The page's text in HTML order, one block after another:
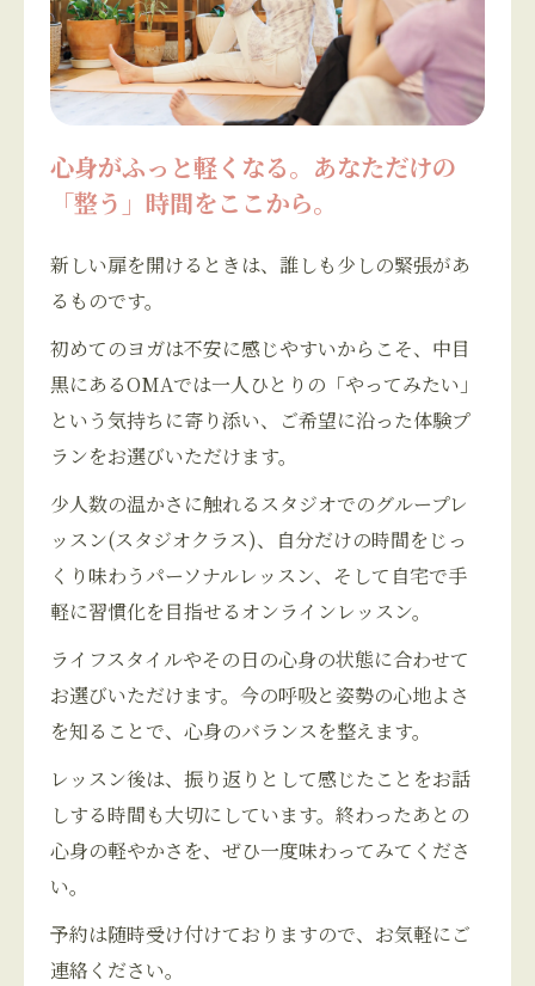
心身がふっと軽くなる。あなただけの
「整う」時間をここから。
新しい扉を開けるときは、誰しも少しの緊張があ
るものです。
初めてのヨガは不安に感じやすいからこそ、中目
黒にあるOMAでは一人ひとりの「やってみたい」
という気持ちに寄り添い、ご希望に沿った体験プ
ランをお選びいただけます。
少人数の温かさに触れるスタジオでのグループレ
ッスン(スタジオクラス)、自分だけの時間をじっ
くり味わうパーソナルレッスン、そして自宅で手
軽に習慣化を目指せるオンラインレッスン。
ライフスタイルやその日の心身の状態に合わせて
お選びいただけます。今の呼吸と姿勢の心地よさ
を知ることで、心身のバランスを整えます。
レッスン後は、振り返りとして感じたことをお話
しする時間も大切にしています。終わったあとの
心身の軽やかさを、ぜひ一度味わってみてくださ
い。
予約は随時受け付けておりますので、お気軽にご
連絡ください。